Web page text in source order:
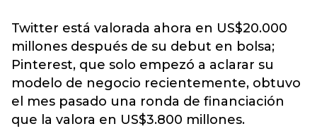
Twitter está valorada ahora en US$20.000
millones después de su debut en bolsa;
Pinterest, que solo empezó a aclarar su
modelo de negocio recientemente, obtuvo
el mes pasado una ronda de financiación
que la valora en US$3.800 millones.